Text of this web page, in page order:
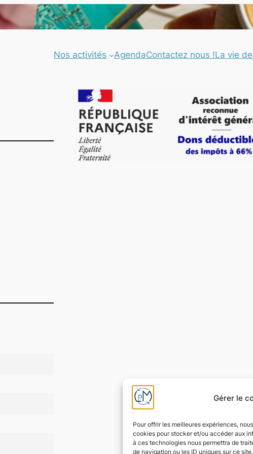
Gérer le
Pour offrir les meilleures expériences,
cookies pour stocker et/ou accéder aux
à ces technologies nous permettra de
de navigation ou les ID uniques sur ce
Nos activités AgendaContactez nous !La vie